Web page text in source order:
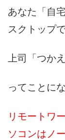
あなた「自
スクトップで
上司「つか
ってことに
リモートワ
ソコンはノ